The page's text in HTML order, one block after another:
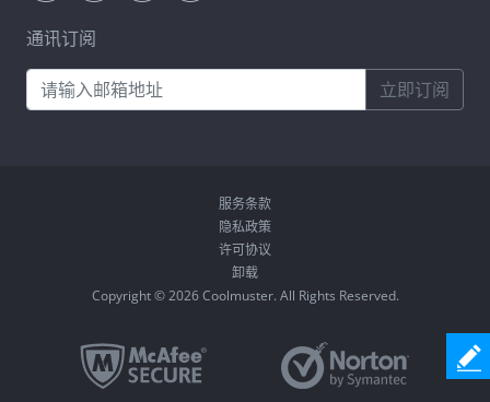
通讯订阅
立即订阅
服务条款
隐私政策
许可协议
卸载
Copyright © 2026 Coolmuster. All Rights Reserved.